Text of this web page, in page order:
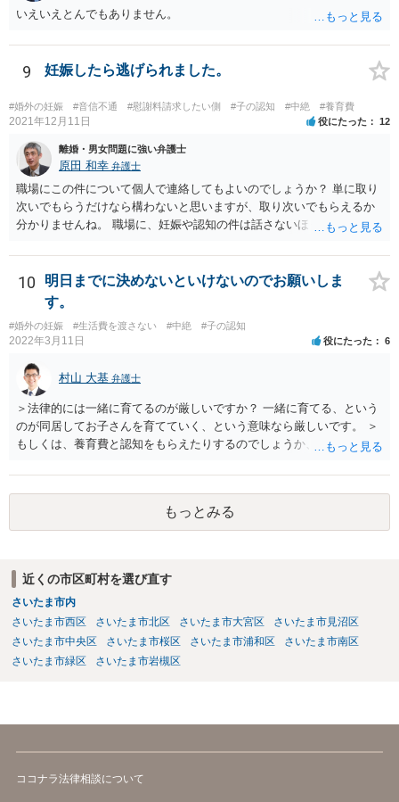
いえいえとんでもありません。
9 妊娠したら逃げられました。
#婚外の妊娠 #音信不通 #慰謝料請求したい側 #子の認知 #中絶 #養育費
2021年12月11日 役にたった 12
離婚・男女問題に強い弁護士
原田 和幸 弁護士
職場にこの件について個人で連絡してもよいのでしょうか？ 単に取り
次いでもらうだけなら構わないと思いますが、取り次いでもらえるか
分かりませんね。 職場に、妊娠や認知の件は話さないほうがよいと思
難しいと思われれば、弁護士に入ってもらうことも検討されてくださ
い。 一度、お近くの弁護士に相談されてみてもよいと思います。
10
明日までに決めないといけないのでお願いしま
す。
#婚外の妊娠 #生活費を渡さない #中絶 #子の認知
2022年3月11日 役にたった 6
村山 大基 弁護士
＞法律的には一緒に育てるのが厳しいですか？ 一緒に育てる、という
のが同居してお子さんを育てていく、という意味なら厳しいです。 ＞
もしくは、養育費と認知をもらえたりするのでしょうか、 相手が認知
す。 また、認知されたことを前提に、父親として子を養う義務があり
ますので、 養育費を請求できます。 ただ、極端な話相手に収入がなか
ったり、行方不明だったりすると、実際上の回収が難しい可能性はあ
ります。
もっとみる
近くの市区町村を選び直す
さいたま市内
さいたま市西区
さいたま市北区 さいたま市大宮区
さいたま市見沼区
さいたま市中央区
さいたま市桜区 さいたま市浦和区
さいたま市南区
さいたま市緑区
さいたま市岩槻区
ココナラ法律相談について